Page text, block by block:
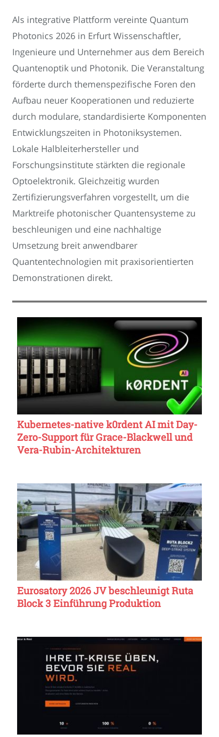
Als integrative Plattform vereinte Quantum
Photonics 2026 in Erfurt Wissenschaftler,
Ingenieure und Unternehmer aus dem Bereich
Quantenoptik und Photonik. Die Veranstaltung
förderte durch themenspezifische Foren den
Aufbau neuer Kooperationen und reduzierte
durch modulare, standardisierte Komponenten
Entwicklungszeiten in Photoniksystemen.
Lokale Halbleiterhersteller und
Forschungsinstitute stärkten die regionale
Optoelektronik. Gleichzeitig wurden
Zertifizierungsverfahren vorgestellt, um die
Marktreife photonischer Quantensysteme zu
beschleunigen und eine nachhaltige
Umsetzung breit anwendbarer
Quantentechnologien mit praxisorientierten
Demonstrationen direkt.
Kubernetes-native k0rdent AI mit Day-
Zero-Support für Grace-Blackwell und
Vera-Rubin-Architekturen
Eurosatory 2026 JV beschleunigt Ruta
Block 3 Einführung Produktion